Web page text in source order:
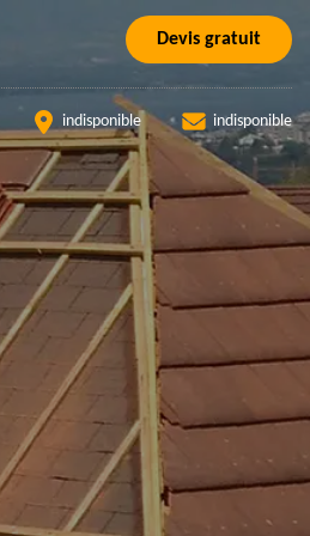
Devis gratuit
indisponible indisponible